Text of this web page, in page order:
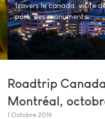
travers le canada. visite
port, des monuments
Roadtrip
Montréal,
1 Octobre 2019